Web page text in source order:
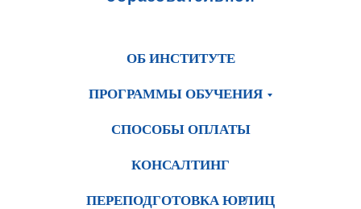
ОБ ИНСТИТУТЕ
ПРОГРАММЫ ОБУЧЕНИЯ
СПОСОБЫ ОПЛАТЫ
КОНСАЛТИНГ
ПЕРЕПОДГОТОВКА ЮРЛИЦ